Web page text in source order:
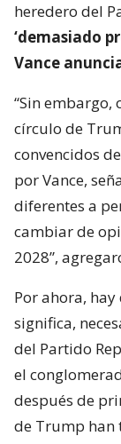
heredero del
‘demasiado
Vance
“Sin embargo,
círculo de
convencidos
por Vance,
diferentes a
cambiar de
2028”,
Por ahora,
significa,
del Partido
el
después de
de Trump han